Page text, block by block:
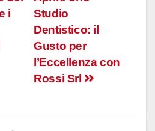
Studio
Dentistico: il
Gusto per
l’Eccellenza con
Rossi Srl
i